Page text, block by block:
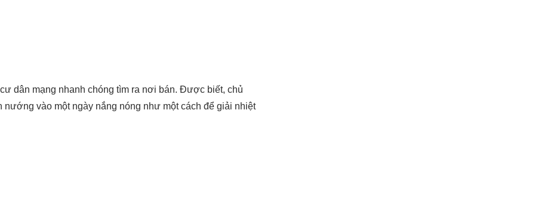
dân mạng nhanh chóng tìm ra nơi bán. Được biết, chủ
vào một ngày nắng nóng như một cách để giải nhiệt